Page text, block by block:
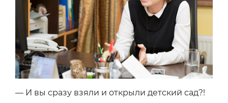
— И вы сразу взяли и открыли детский сад?!